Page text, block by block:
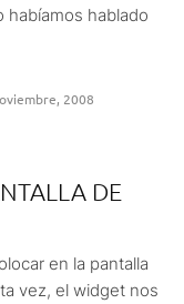
habíamos hablado
2008
DE
en la pantalla
vez, el widget nos